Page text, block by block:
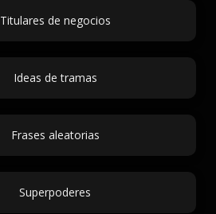
Titulares de negocios
Ideas de tramas
Frases aleatorias
Superpoderes